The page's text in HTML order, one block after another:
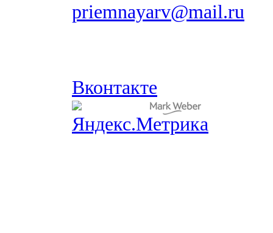
priemnayarv@mail.ru
Вконтакте